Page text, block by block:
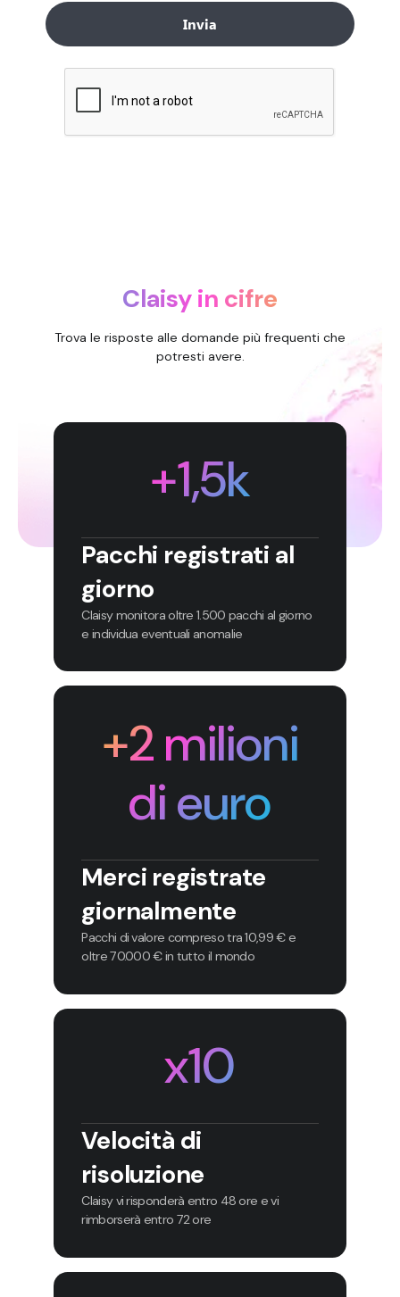
Claisy in cifre
Trova le risposte alle domande più frequenti che
potresti avere.
+1,5k
Pacchi registrati al
giorno
Claisy monitora oltre 1.500 pacchi al giorno
e individua eventuali anomalie
+2 milioni
di euro
Merci registrate
giornalmente
Pacchi di valore compreso tra 10,99 € e
oltre 70.000 € in tutto il mondo
x10
Velocità di
risoluzione
Claisy vi risponderà entro 48 ore e vi
rimborserà entro 72 ore